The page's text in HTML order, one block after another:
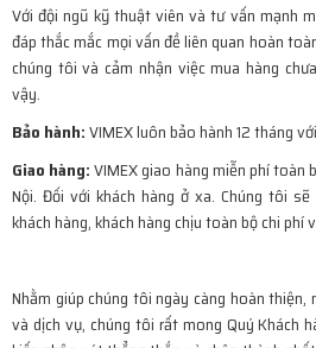
Với đội ngũ kỹ thuật viên và tư vấn mạnh
đáp thắc mắc mọi vấn đề liên quan hoàn
chúng tôi và cảm nhận việc mua hàng
vậy.
Bảo hành:VIMEX luôn bảo hành 12 tháng
Giao hàng:VIMEX giao hàng miễn phí toàn
Nội. Đối với khách hàng ở xa. Chúng tôi
khách hàng, khách hàng chịu toàn bộ chi phí
Nhằm giúp chúng tôi ngày càng hoàn thiện,
và dịch vụ, chúng tôi rất mong Quý Khách